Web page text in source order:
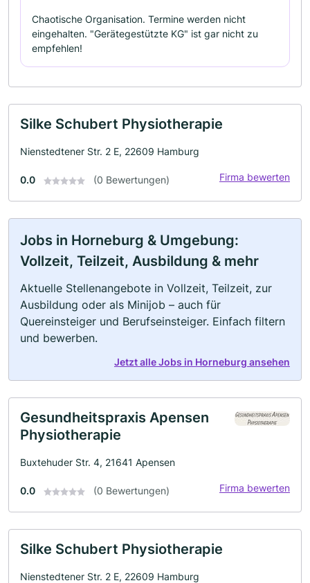
Chaotische Organisation. Termine werden nicht
eingehalten. "Gerätegestützte KG" ist gar nicht zu
empfehlen!
Silke Schubert Physiotherapie
Nienstedtener Str. 2 E, 22609 Hamburg
0.0 (0 Bewertungen) Firma bewerten
Jobs in Horneburg & Umgebung:
Vollzeit, Teilzeit, Ausbildung & mehr
Aktuelle Stellenangebote in Vollzeit, Teilzeit, zur
Ausbildung oder als Minijob – auch für
Quereinsteiger und Berufseinsteiger. Einfach filtern
und bewerben.
Jetzt alle Jobs in Horneburg ansehen
Gesundheitspraxis Apensen
Physiotherapie
Buxtehuder Str. 4, 21641 Apensen
0.0 (0 Bewertungen) Firma bewerten
Silke Schubert Physiotherapie
Nienstedtener Str. 2 E, 22609 Hamburg